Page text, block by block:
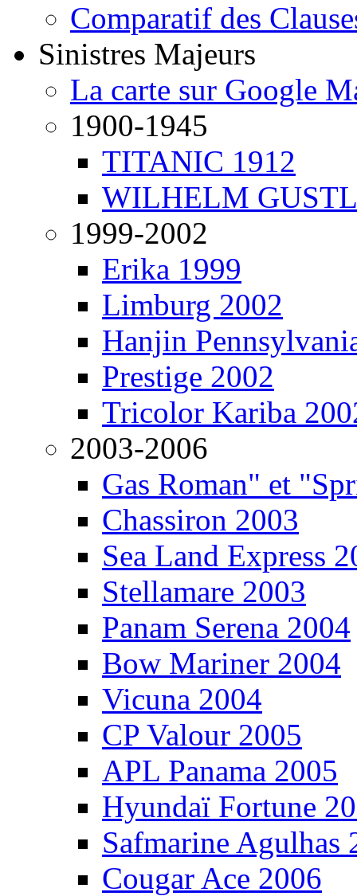
Comparatif des
Sinistres Majeurs
La carte sur Google
1900-1945
TITANIC 1912
WILHELM
1999-2002
Erika 1999
Limburg 2002
Hanjin
Prestige 2002
Tricolor Kariba
2003-2006
Gas Roman" et
Chassiron 2003
Sea Land Express
Stellamare 2003
Panam Serena 2004
Bow Mariner 2004
Vicuna 2004
CP Valour 2005
APL Panama 2005
Hyundaï Fortune
Safmarine Agulhas
Cougar Ace 2006